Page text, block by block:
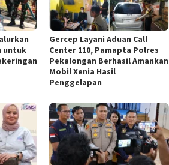
untuk
Gercep Layani Aduan Call
Center 110, Pamapta Polres
Pekalongan Berhasil Amankan
Mobil Xenia Hasil
Penggelapan